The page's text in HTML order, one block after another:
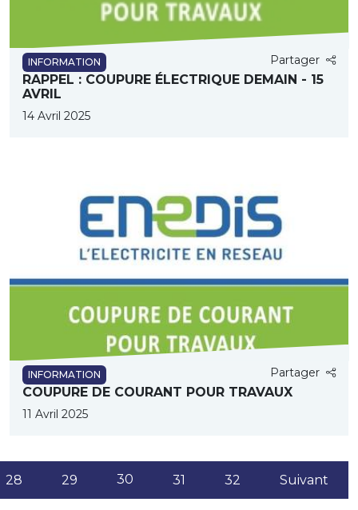
INFORMATION Partager
RAPPEL : COUPURE ÉLECTRIQUE DEMAIN - 15
AVRIL
14 Avril 2025
INFORMATION Partager
COUPURE DE COURANT POUR TRAVAUX
11 Avril 2025
28 29 30 (current)
31 32 Suivant